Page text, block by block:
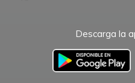
Descarga la